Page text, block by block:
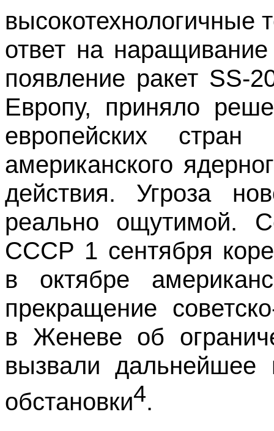
высокотехнологичные
ответ на
появление ракет SS-
Европу, приняло
европейских
американского
действия. Угроза
реально ощутимой.
СССР 1 сентября
в октябре
прекращение
в Женеве об
вызвали дальнейшее
обстановки4.